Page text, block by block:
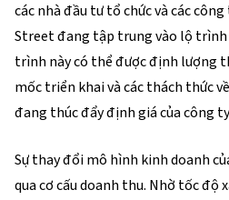
các nhà đầu tư tổ chức và các
Street đang tập trung vào lộ trình
trình này có thể được định lượng
mốc triển khai và các thách thức
đang thúc đẩy định giá của công
Sự thay đổi mô hình kinh doanh
qua cơ cấu doanh thu. Nhờ tốc độ